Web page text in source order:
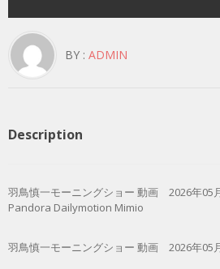
BY : ADMIN
Description
羽鳥慎一モーニングショー 動画 2026年05
Pandora Dailymotion Mimio
羽鳥慎一モーニングショー 動画 2026年05